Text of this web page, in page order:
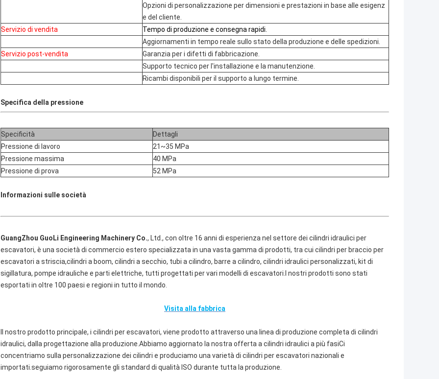
Opzioni di personalizzazione per dimensioni e prestazioni in base alle esigenz
e del cliente.
Servizio di vendita
Tempo di produzione e consegna rapidi.
Aggiornamenti in tempo reale sullo stato della produzione e delle spedizioni.
Servizio post-vendita
Garanzia per i difetti di fabbricazione.
Supporto tecnico per l'installazione e la manutenzione.
Ricambi disponibili per il supporto a lungo termine.
Specifica della pressione
Specificità
Dettagli
Pressione di lavoro
21~35 MPa
Pressione massima
40 MPa
Pressione di prova
52 MPa
Informazioni sulle società
GuangZhou GuoLi Engineering Machinery Co., Ltd., con oltre 16 anni di esperienza nel settore dei cilindri idraulici per
escavatori, è una società di commercio estero specializzata in una vasta gamma di prodotti, tra cui cilindri per braccio per
escavatori a striscia,cilindri a boom, cilindri a secchio, tubi a cilindro, barre a cilindro, cilindri idraulici personalizzati, kit di
sigillatura, pompe idrauliche e parti elettriche, tutti progettati per vari modelli di escavatori.I nostri prodotti sono stati
esportati in oltre 100 paesi e regioni in tutto il mondo.
Visita alla fabbrica
Il nostro prodotto principale, i cilindri per escavatori, viene prodotto attraverso una linea di produzione completa di cilindri
idraulici, dalla progettazione alla produzione.Abbiamo aggiornato la nostra offerta a cilindri idraulici a più fasiCi
concentriamo sulla personalizzazione dei cilindri e produciamo una varietà di cilindri per escavatori nazionali e
importati.seguiamo rigorosamente gli standard di qualità ISO durante tutta la produzione.